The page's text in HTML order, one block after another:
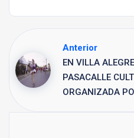
Anterior
EN VILLA
PASACALLE
ORGANIZADA